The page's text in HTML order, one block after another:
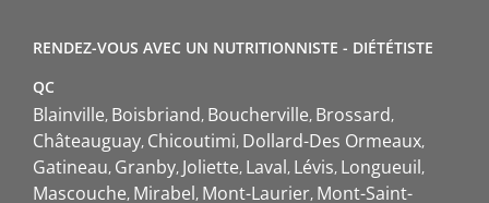
RENDEZ-VOUS AVEC UN NUTRITIONNISTE - DIÉTÉTISTE
QC
Blainville Boisbriand Boucherville Brossard
Châteauguay Chicoutimi Dollard-Des Ormeaux
Gatineau Granby Joliette Laval Lévis Longueuil
Mascouche Mirabel Mont-Laurier Mont-Saint-